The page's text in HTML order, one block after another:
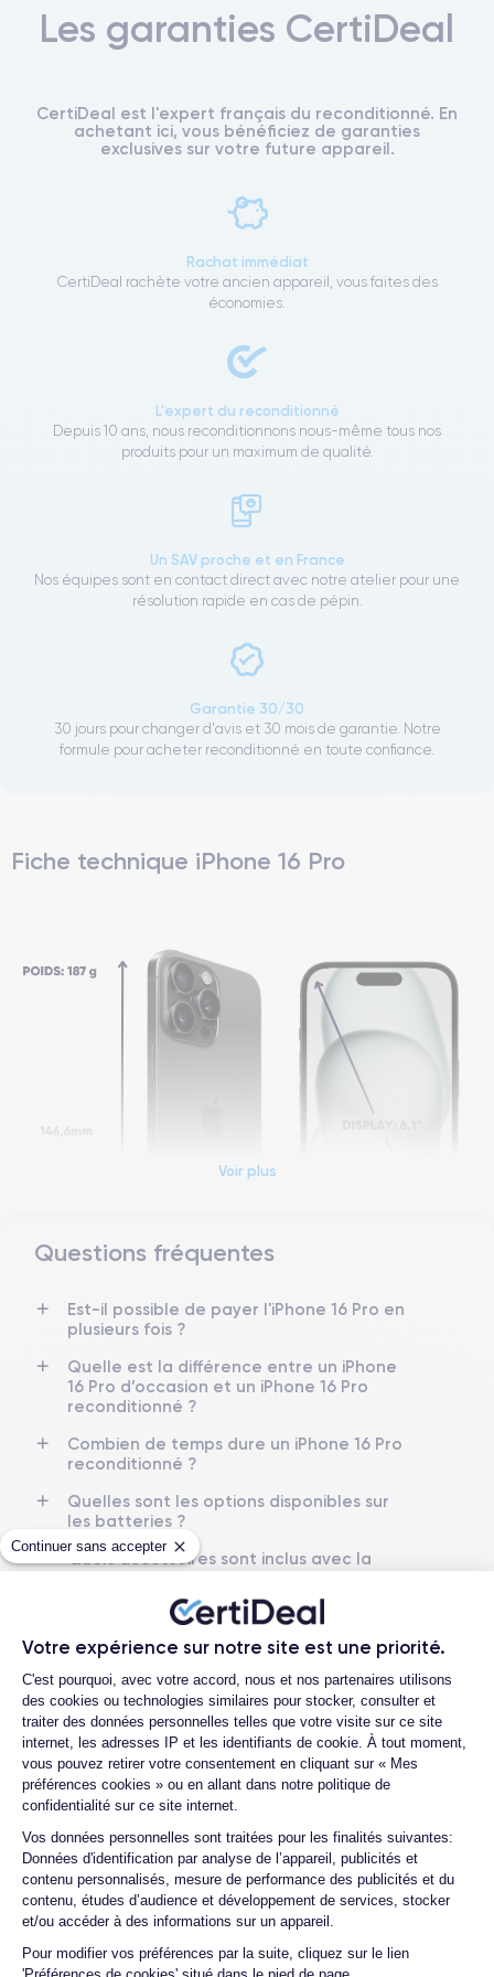
Continuer sans accepter
Votre expérience sur notre site est une priorité.
Plateforme de Gestion du
C'est pourquoi, avec votre accord, nous et nos partenaires utilisons
des cookies ou technologies similaires pour stocker, consulter et
traiter des données personnelles telles que votre visite sur ce site
internet, les adresses IP et les identifiants de cookie. À tout moment,
vous pouvez retirer votre consentement en cliquant sur « Mes
préférences cookies » ou en allant dans notre politique de
confidentialité sur ce site internet.
Vos données personnelles sont traitées pour les finalités suivantes:
Données d'identification par analyse de l’appareil, publicités et
contenu personnalisés, mesure de performance des publicités et du
contenu, études d’audience et développement de services, stocker
et/ou accéder à des informations sur un appareil.
Pour modifier vos préférences par la suite, cliquez sur le lien
Axeptio consent
Les garanties CertiDeal
CertiDeal est l'expert français du reconditionné. En
achetant ici, vous bénéficiez de garanties
exclusives sur votre future appareil.
Rachat immédiat
CertiDeal rachète votre ancien appareil, vous faites des
économies.
L'expert du reconditionné
Depuis 10 ans, nous reconditionnons nous-même tous nos
produits pour un maximum de qualité.
Un SAV proche et en France
Nos équipes sont en contact direct avec notre atelier pour une
résolution rapide en cas de pépin.
Garantie 30/30
30 jours pour changer d'avis et 30 mois de garantie. Notre
formule pour acheter reconditionné en toute confiance.
Fiche technique iPhone 16 Pro
Date de sortie
20/09/2024
Syst. d’exploitation
Dimensions Poids
Écran
OLED 6.3 pouces
Résol. écran
2622x1206 pixels
RAM
8 GB
Mémoire interne
128, 256, 512 GB1 TB
Nom du CPU Nombre de cœurs
Nom du GPU
GPU 6 cœurs
Fréq. processeur
Sub-6 GHz
Appareil photo Appareil photo frontal
Voir plus
Questions fréquentes
Est-il possible de payer l'iPhone 16 Pro en
plusieurs fois ?
Quelle est la différence entre un iPhone
16 Pro d’occasion et un iPhone 16 Pro
reconditionné ?
Combien de temps dure un iPhone 16 Pro
reconditionné ?
Quelles sont les options disponibles sur
les batteries ?
Quels accessoires sont inclus avec la
Quelles garanties offrez-vous sur vos
produits ?
Quels sont vos modes de paiement ?
Que se passe-t-il après avoir passé la
commande ?
Quelle société utilisez-vous pour
l'expédition ?
Que se passe-t-il si je change d'avis
après avoir acheté/reçu le produit ?
Comment demander un retour ?
Comment contacter le service client ?